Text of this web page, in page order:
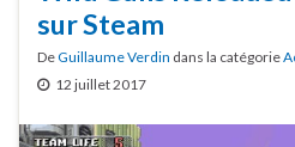
sur Steam
DeGuillaume Verdin dans la catégorie
12 juillet 2017